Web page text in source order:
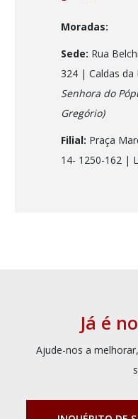
Moradas:
Sede: Rua
324 | Caldas da
Senhora do
Gregório)
Filial: Praça
14- 1250-162 |
Já é
Ajude-nos a